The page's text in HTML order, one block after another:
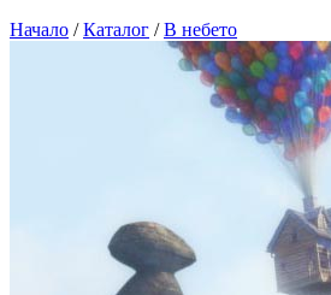
Начало / Каталог / В небето